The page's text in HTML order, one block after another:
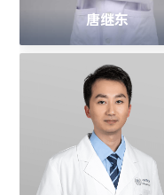
唐继东